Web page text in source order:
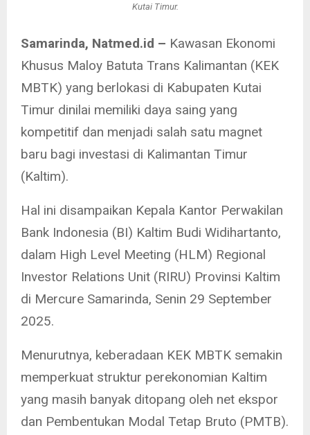
Kutai Timur.
Samarinda, Natmed.id – Kawasan Ekonomi
Khusus Maloy Batuta Trans Kalimantan (KEK
MBTK) yang berlokasi di Kabupaten Kutai
Timur dinilai memiliki daya saing yang
kompetitif dan menjadi salah satu magnet
baru bagi investasi di Kalimantan Timur
(Kaltim).
Hal ini disampaikan Kepala Kantor Perwakilan
Bank Indonesia (BI) Kaltim Budi Widihartanto,
dalam High Level Meeting (HLM) Regional
Investor Relations Unit (RIRU) Provinsi Kaltim
di Mercure Samarinda, Senin 29 September
2025.
Menurutnya, keberadaan KEK MBTK semakin
memperkuat struktur perekonomian Kaltim
yang masih banyak ditopang oleh net ekspor
dan Pembentukan Modal Tetap Bruto (PMTB).